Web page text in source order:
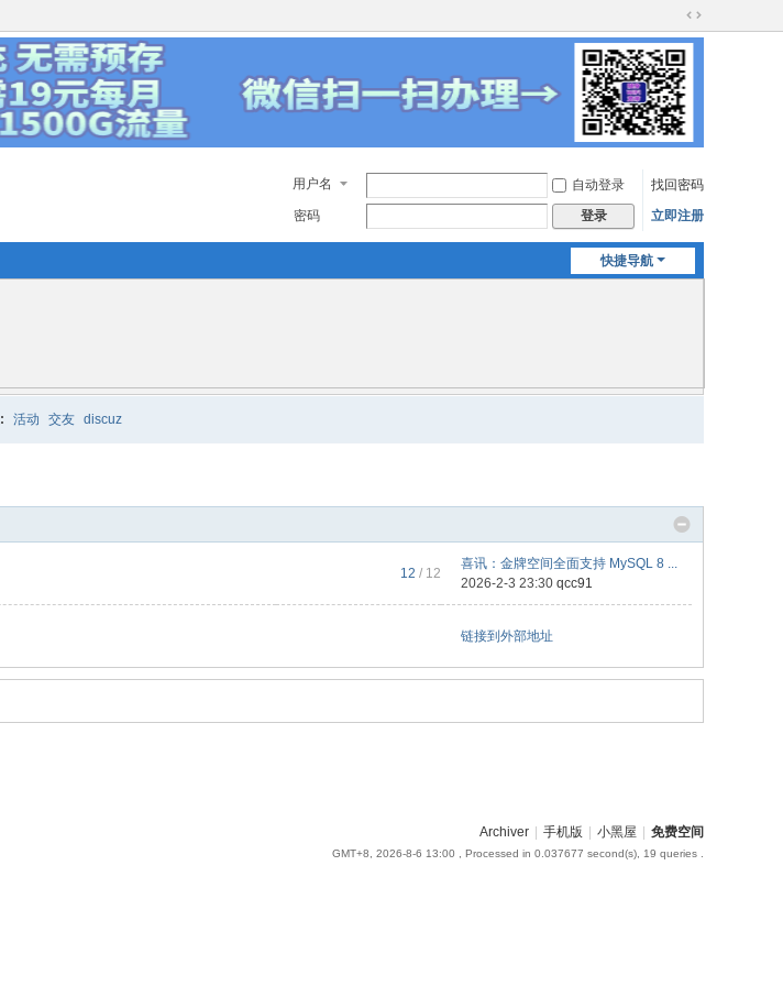
切
换
到
宽
版
用户名 自动登录
找回密码
密码
登录 立即注册
快捷导航
活动 交友 discuz
12 / 12
喜讯：金牌空间全面支持 MySQL 8 ...
2026-2-3 23:30 qcc91
链接到外部地址
Archiver 手机版 小黑屋 免费空间
GMT+8, 2026-8-6 13:00 , Processed in 0.037677 second(s), 19 queries .